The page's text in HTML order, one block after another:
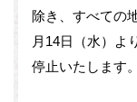
除き、すべての
月14日（水）よ
停止いたします。